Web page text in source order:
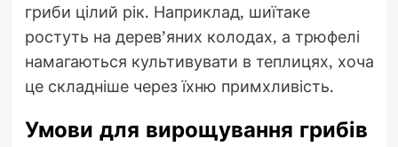
гриби цілий рік. Наприклад, шиїтаке
ростуть на дерев’яних колодах, а трюфелі
намагаються культивувати в теплицях, хоча
це складніше через їхню примхливість.
Умови для вирощування грибів